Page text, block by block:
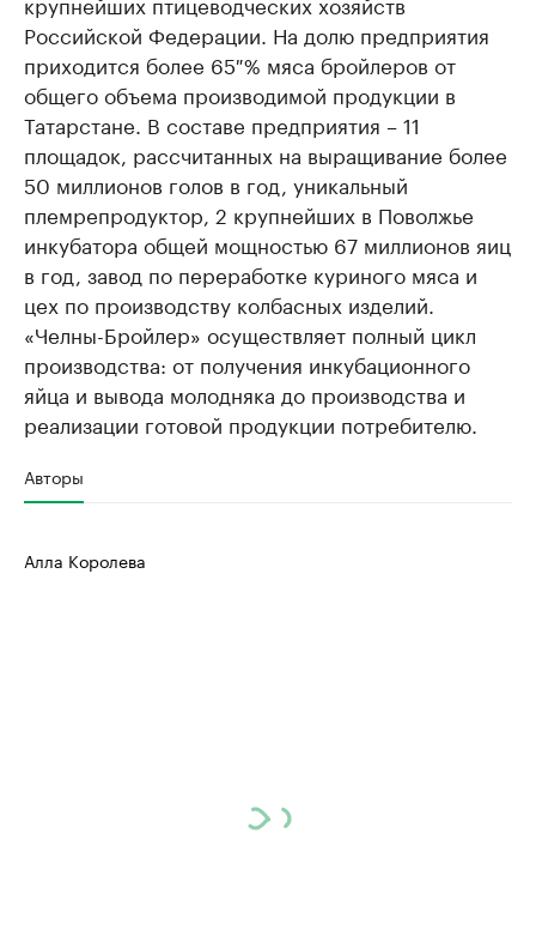
Российской Федерации. На долю предприятия
приходится более 65 % мяса бройлеров от
общего объема производимой продукции в
Татарстане. В составе предприятия – 11
площадок, рассчитанных на выращивание более
50 миллионов голов в год, уникальный
племрепродуктор, 2 крупнейших в Поволжье
инкубатора общей мощностью 67 миллионов яиц
в год, завод по переработке куриного мяса и
цех по производству колбасных изделий.
«Челны-Бройлер» осуществляет полный цикл
производства: от получения инкубационного
яйца и вывода молодняка до производства и
реализации готовой продукции потребителю.
Авторы
Алла Королева